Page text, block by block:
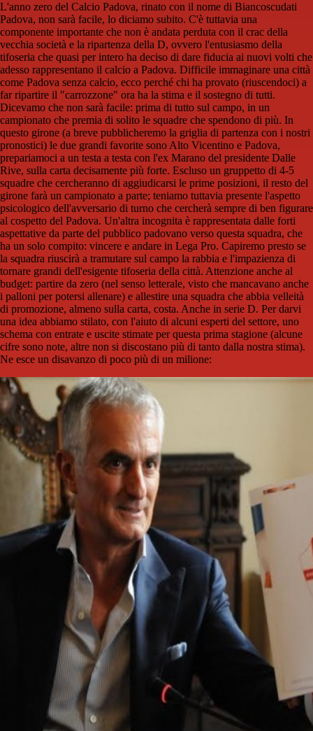
L'anno zero del Calcio Padova, rinato con il nome di Biancoscudati
Padova, non sarà facile, lo diciamo subito. C'è tuttavia una
componente importante che non è andata perduta con il crac della
vecchia società e la ripartenza della D, ovvero l'entusiasmo della
tifoseria che quasi per intero ha deciso di dare fiducia ai nuovi volti che
adesso rappresentano il calcio a Padova. Difficile immaginare una città
come Padova senza calcio, ecco perché chi ha provato (riuscendoci) a
far ripartire il "carrozzone" ora ha la stima e il sostegno di tutti.
Dicevamo che non sarà facile: prima di tutto sul campo, in un
campionato che premia di solito le squadre che spendono di più. In
questo girone (a breve pubblicheremo la griglia di partenza con i nostri
pronostici) le due grandi favorite sono Alto Vicentino e Padova,
prepariamoci a un testa a testa con l'ex Marano del presidente Dalle
Rive, sulla carta decisamente più forte. Escluso un gruppetto di 4-5
squadre che cercheranno di aggiudicarsi le prime posizioni, il resto del
girone farà un campionato a parte; teniamo tuttavia presente l'aspetto
psicologico dell'avversario di turno che cercherà sempre di ben figurare
al cospetto del Padova. Un'altra incognita è rappresentata dalle forti
aspettative da parte del pubblico padovano verso questa squadra, che
ha un solo compito: vincere e andare in Lega Pro. Capiremo presto se
la squadra riuscirà a tramutare sul campo la rabbia e l'impazienza di
tornare grandi dell'esigente tifoseria della città. Attenzione anche al
budget: partire da zero (nel senso letterale, visto che mancavano anche
i palloni per potersi allenare) e allestire una squadra che abbia velleità
di promozione, almeno sulla carta, costa. Anche in serie D. Per darvi
una idea abbiamo stilato, con l'aiuto di alcuni esperti del settore, uno
schema con entrate e uscite stimate per questa prima stagione (alcune
cifre sono note, altre non si discostano più di tanto dalla nostra stima).
Ne esce un disavanzo di poco più di un milione: